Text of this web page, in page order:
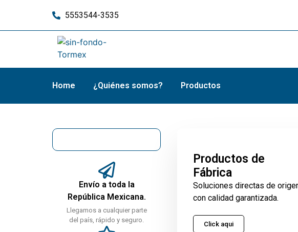
5553544-3535
Home ¿Quiénes somos? Productos
Envío a toda la
República Mexicana.
Llegamos a cualquier parte
del país, rápido y seguro.
Productos de
Fábrica
Soluciones directas de
con calidad garantizada.
Click aqui